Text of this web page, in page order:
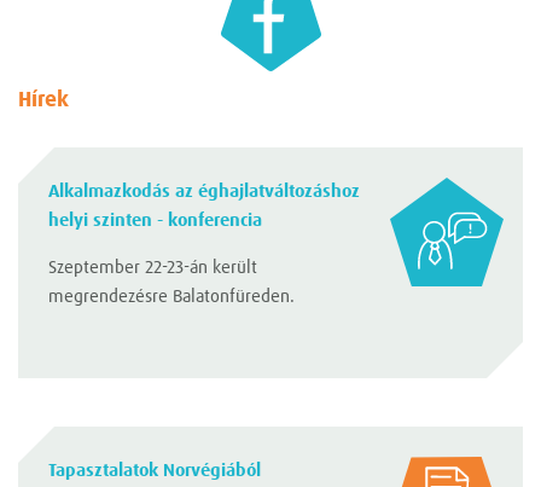
Hírek
Alkalmazkodás az éghajlatváltozáshoz
helyi szinten - konferencia
Szeptember 22-23-án került
megrendezésre Balatonfüreden.
Tapasztalatok Norvégiából